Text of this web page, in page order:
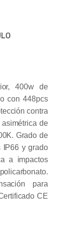
400w de
con 448pcs
contra
de
Grado de
IP66 y grado
a impactos
para
CE